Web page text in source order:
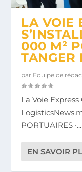
LA VOIE
000 M²
TANGER
par Equipe de
La Voie
PORTUAIRES ·...
EN SAVOIR